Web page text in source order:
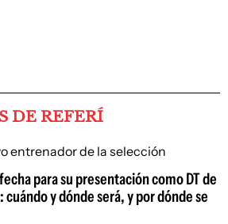
DE REFERÍ
para su presentación como DT de
y dónde será, y por dónde se